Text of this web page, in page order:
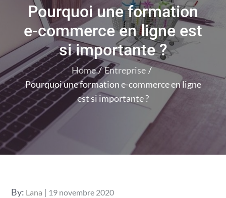
Pourquoi une formation
e-commerce en ligne est
si importante ?
Home
Entreprise
Pourquoi une formation e-commerce en ligne
est si importante ?
By: Lana
Posted
19 novembre 2020